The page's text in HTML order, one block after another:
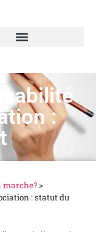
:
marche?>
: statut du